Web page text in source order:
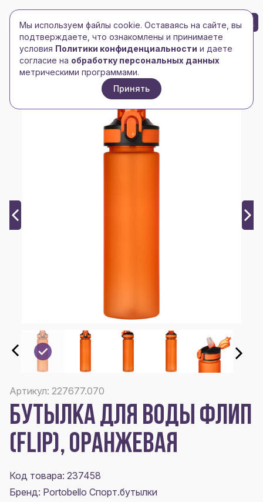
Toggle navigation
Toggle navigation
БРЕНД-ЛОГО 0
Главная/bazaar /
Бутылка для воды Флип (Flip), оранжевая
Артикул: 227677.070
БУТЫЛКА ДЛЯ ВОДЫ ФЛИП
(FLIP), ОРАНЖЕВАЯ
Код товара: 237458
Бренд: Portobello Спорт.бутылки
Мы используем файлы cookie. Оставаясь на сайте, вы
подтверждаете, что ознакомлены и принимаете
условия Политики конфиденциальности и даете
согласие на обработку персональных данных
метрическими программами.
Принять